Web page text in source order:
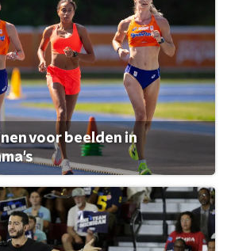
voor beelden in